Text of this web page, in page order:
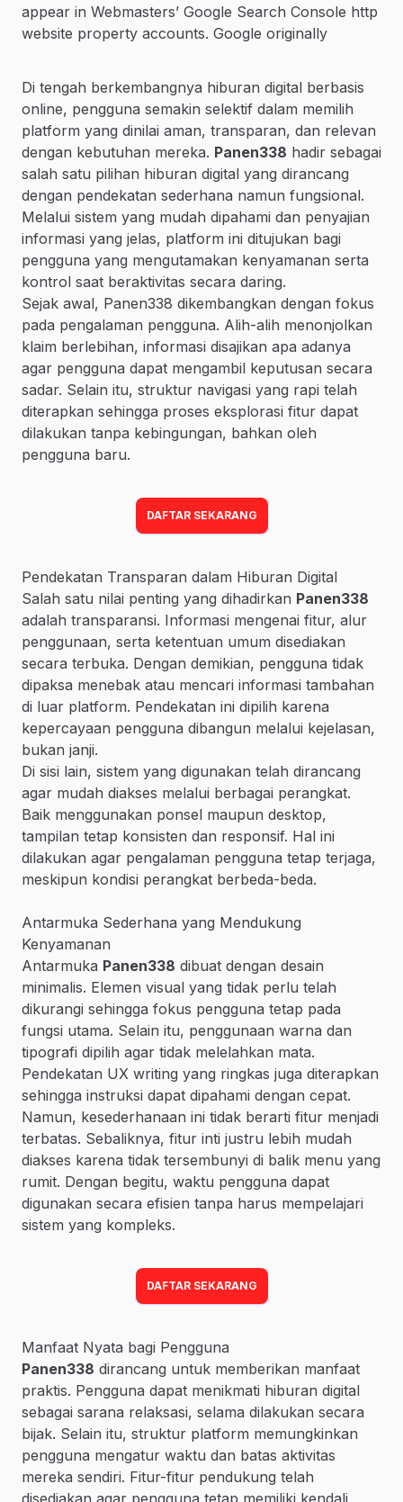
appear in Webmasters’ Google Search Console http
website property accounts. Google originally
Di tengah berkembangnya hiburan digital berbasis
online, pengguna semakin selektif dalam memilih
platform yang dinilai aman, transparan, dan relevan
dengan kebutuhan mereka. Panen338 hadir sebagai
salah satu pilihan hiburan digital yang dirancang
dengan pendekatan sederhana namun fungsional.
Melalui sistem yang mudah dipahami dan penyajian
informasi yang jelas, platform ini ditujukan bagi
pengguna yang mengutamakan kenyamanan serta
kontrol saat beraktivitas secara daring.
Sejak awal, Panen338 dikembangkan dengan fokus
pada pengalaman pengguna. Alih-alih menonjolkan
klaim berlebihan, informasi disajikan apa adanya
agar pengguna dapat mengambil keputusan secara
sadar. Selain itu, struktur navigasi yang rapi telah
diterapkan sehingga proses eksplorasi fitur dapat
dilakukan tanpa kebingungan, bahkan oleh
pengguna baru.
DAFTAR SEKARANG
Pendekatan Transparan dalam Hiburan Digital
Salah satu nilai penting yang dihadirkan Panen338
adalah transparansi. Informasi mengenai fitur, alur
penggunaan, serta ketentuan umum disediakan
secara terbuka. Dengan demikian, pengguna tidak
dipaksa menebak atau mencari informasi tambahan
di luar platform. Pendekatan ini dipilih karena
kepercayaan pengguna dibangun melalui kejelasan,
bukan janji.
Di sisi lain, sistem yang digunakan telah dirancang
agar mudah diakses melalui berbagai perangkat.
Baik menggunakan ponsel maupun desktop,
tampilan tetap konsisten dan responsif. Hal ini
dilakukan agar pengalaman pengguna tetap terjaga,
meskipun kondisi perangkat berbeda-beda.
Antarmuka Sederhana yang Mendukung
Kenyamanan
Antarmuka Panen338 dibuat dengan desain
minimalis. Elemen visual yang tidak perlu telah
dikurangi sehingga fokus pengguna tetap pada
fungsi utama. Selain itu, penggunaan warna dan
tipografi dipilih agar tidak melelahkan mata.
Pendekatan UX writing yang ringkas juga diterapkan
sehingga instruksi dapat dipahami dengan cepat.
Namun, kesederhanaan ini tidak berarti fitur menjadi
terbatas. Sebaliknya, fitur inti justru lebih mudah
diakses karena tidak tersembunyi di balik menu yang
rumit. Dengan begitu, waktu pengguna dapat
digunakan secara efisien tanpa harus mempelajari
sistem yang kompleks.
DAFTAR SEKARANG
Manfaat Nyata bagi Pengguna
Panen338 dirancang untuk memberikan manfaat
praktis. Pengguna dapat menikmati hiburan digital
sebagai sarana relaksasi, selama dilakukan secara
bijak. Selain itu, struktur platform memungkinkan
pengguna mengatur waktu dan batas aktivitas
mereka sendiri. Fitur-fitur pendukung telah
disediakan agar pengguna tetap memiliki kendali